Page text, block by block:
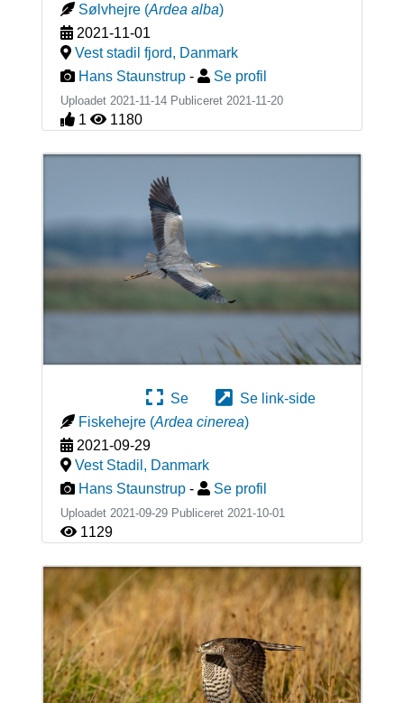
Sølvhejre (Ardea alba)
2021-11-01
Vest stadil fjord, Danmark
Hans Staunstrup - Se profil
Uploadet 2021-11-14 Publiceret 2021-11-20
1 1180
Se
Se link-side
Fiskehejre (Ardea cinerea)
2021-09-29
Vest Stadil , Danmark
Hans Staunstrup - Se profil
Uploadet 2021-09-29 Publiceret 2021-10-01
1129